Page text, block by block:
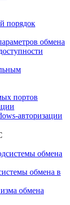
порядок
обмена
портов
авторизации
обмена
обмена в
обмена